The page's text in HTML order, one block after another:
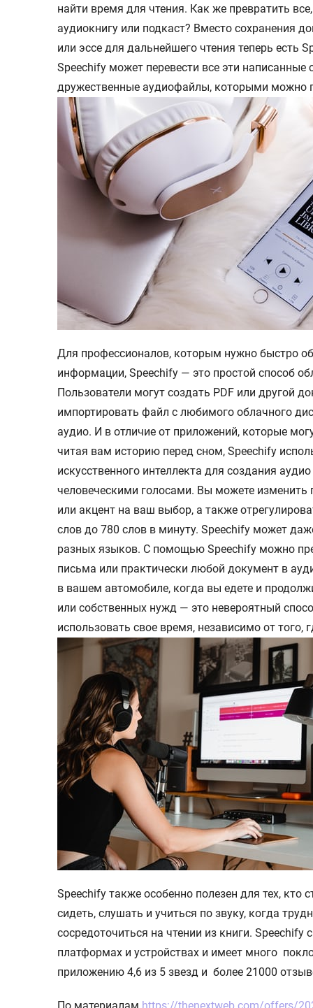
найти время для чтения. Как же превратить
аудиокнигу или подкаст? Вместо сохранения
или эссе для дальнейшего чтения теперь есть
Speechify может перевести все эти написанные
дружественные аудиофайлы, которыми можно
Для профессионалов, которым нужно быстро
информации, Speechify — это простой способ
Пользователи могут создать PDF или другой
импортировать файл с любимого облачного
аудио. И в отличие от приложений, которые
читая вам историю перед сном, Speechify
искусственного интеллекта для создания
человеческими голосами. Вы можете изменить
или акцент на ваш выбор, а также
слов до 780 слов в минуту. Speechify может
разных языков. С помощью Speechify можно
письма или практически любой документ в
в вашем автомобиле, когда вы едете и
или собственных нужд — это невероятный
использовать свое время, независимо от того,
Speechify также особенно полезен для тех, кто
сидеть, слушать и учиться по звуку, когда
сосредоточиться на чтении из книги. Speechify
платформах и устройствах и имеет много
приложению 4,6 из 5 звезд и более 21000